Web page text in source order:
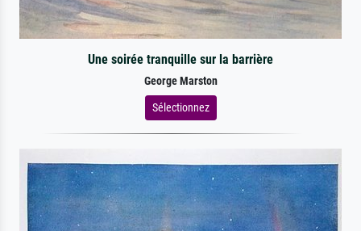
Une soirée tranquille sur la barrière
George Marston
Sélectionnez